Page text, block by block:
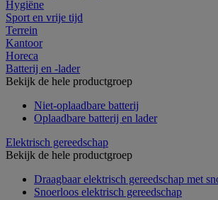
Hygiëne
Sport en vrije tijd
Terrein
Kantoor
Horeca
Batterij en -lader
Bekijk de hele productgroep
Niet-oplaadbare batterij
Oplaadbare batterij en lader
Elektrisch gereedschap
Bekijk de hele productgroep
Draagbaar elektrisch gereedschap met
Snoerloos elektrisch gereedschap